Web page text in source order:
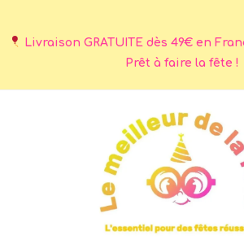
Livraison GRATUITE dès 49€ en
Prêt à faire la fête !